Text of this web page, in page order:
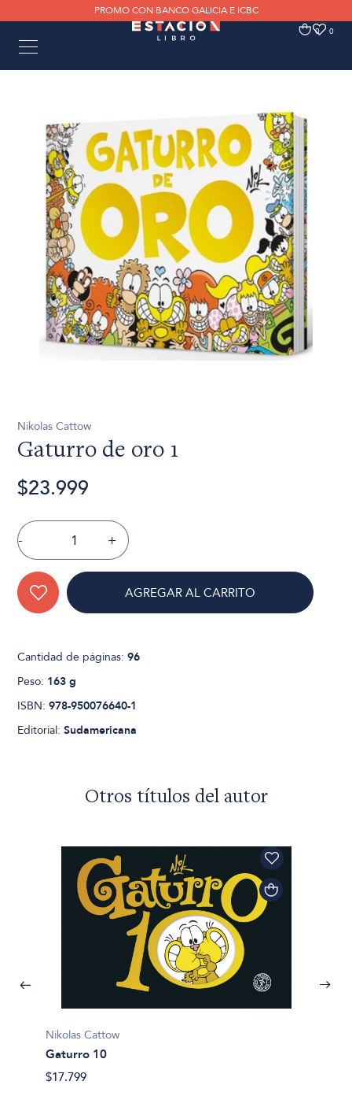
PROMO CON BANCO GALICIA E ICBC
0 0
Nikolas Cattow
Gaturro de oro 1
$23.999
- +
AGREGAR AL CARRITO
Cantidad de páginas:96
Peso: 163 g
ISBN:978-950076640-1
Editorial:Sudamericana
Otros títulos del autor
Nikolas Cattow
Gaturro 10
$17.799